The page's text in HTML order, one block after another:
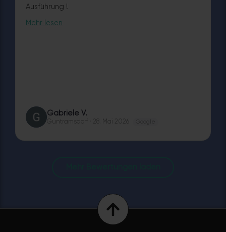
Ausführung !
Mehr lesen
GV Gabriele V.
Guntramsdorf · 28. Mai 2026